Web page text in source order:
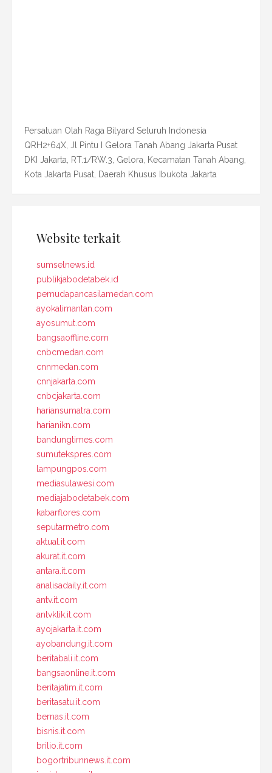
Persatuan Olah Raga Bilyard Seluruh Indonesia
QRH2+64X, Jl Pintu I Gelora Tanah Abang Jakarta Pusat
DKI Jakarta, RT.1/RW.3, Gelora, Kecamatan Tanah Abang,
Kota Jakarta Pusat, Daerah Khusus Ibukota Jakarta
Website terkait
sumselnews.id
publikjabodetabek.id
pemudapancasilamedan.com
ayokalimantan.com
ayosumut.com
bangsaoffline.com
cnbcmedan.com
cnnmedan.com
cnnjakarta.com
cnbcjakarta.com
hariansumatra.com
harianikn.com
bandungtimes.com
sumutekspres.com
lampungpos.com
mediasulawesi.com
mediajabodetabek.com
kabarflores.com
seputarmetro.com
aktual.it.com
akurat.it.com
antara.it.com
analisadaily.it.com
antv.it.com
antvklik.it.com
ayojakarta.it.com
ayobandung.it.com
beritabali.it.com
bangsaonline.it.com
beritajatim.it.com
beritasatu.it.com
bernas.it.com
bisnis.it.com
brilio.it.com
bogortribunnews.it.com